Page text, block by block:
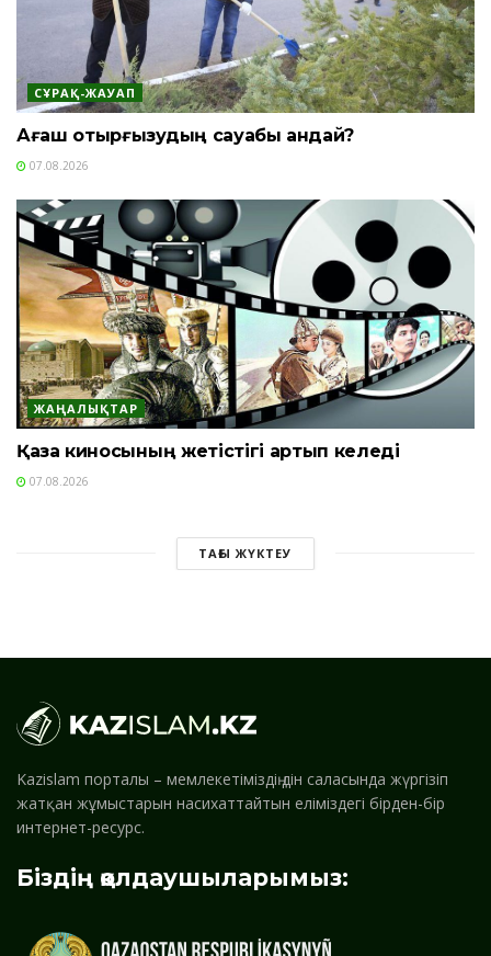
СҰРАҚ-ЖАУАП
Ағаш отырғызудың сауабы қандай?
07.08.2026
ЖАҢАЛЫҚТАР
Қазақ киносының жетістігі артып келеді
07.08.2026
ТАҒЫ ЖҮКТЕУ
Kazislam порталы – мемлекетіміздің дін саласында жүргізіп
жатқан жұмыстарын насихаттайтын еліміздегі бірден-бір
интернет-ресурс.
Біздің қолдаушыларымыз: